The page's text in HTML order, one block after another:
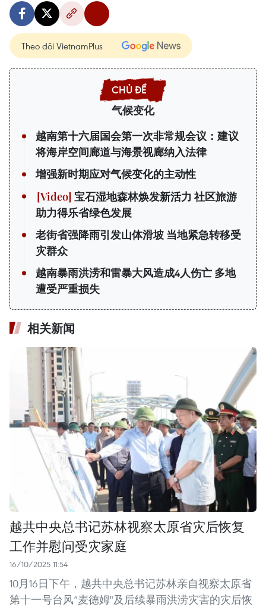
Theo dõi VietnamPlus
气候变化
越南第十六届国会第一次非常规会议：建议
将海岸空间廊道与海景视廊纳入法律
增强新时期应对气候变化的主动性
宝石湿地森林焕发新活力 社区旅游
助力得乐省绿色发展
老街省强降雨引发山体滑坡 当地紧急转移受
灾群众
越南暴雨洪涝和雷暴大风造成4人伤亡 多地
遭受严重损失
相关新闻
越共中央总书记苏林视察太原省灾后恢复
工作并慰问受灾家庭
16/10/2025 11:54
10月16日下午，越共中央总书记苏林亲自视察太原省
第十一号台风“麦德姆"及后续暴雨洪涝灾害的灾后恢